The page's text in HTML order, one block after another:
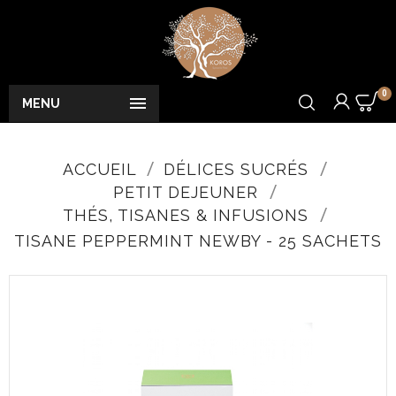

MENU
0
ACCUEIL
DÉLICES SUCRÉS
PETIT DEJEUNER
THÉS, TISANES & INFUSIONS
TISANE PEPPERMINT NEWBY - 25 SACHETS